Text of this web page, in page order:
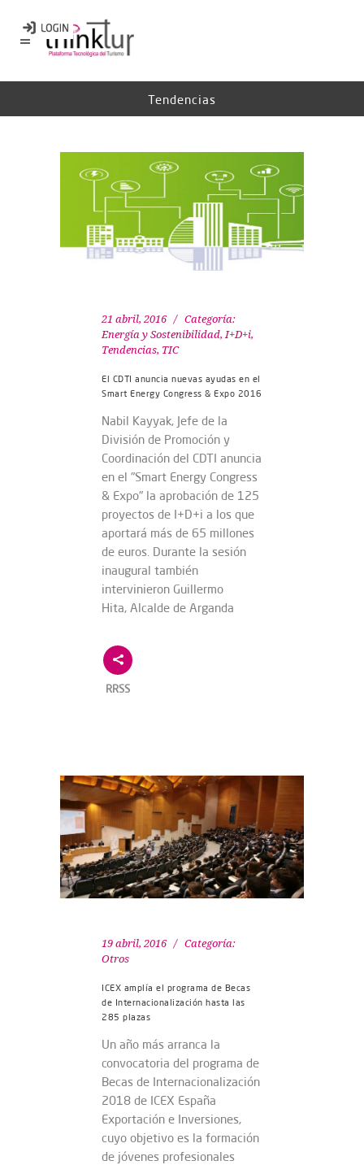
Tendencias
21 abril, 2016
Categoría:
Energía y Sostenibilidad,I+D+i,
Tendencias, TIC
El CDTI anuncia nuevas ayudas en el
Smart Energy Congress & Expo 2016
Nabil Kayyak, Jefe de la
División de Promoción y
Coordinación del CDTI anuncia
en el "Smart Energy Congress
& Expo" la aprobación de 125
proyectos de I+D+i a los que
aportará más de 65 millones
de euros. Durante la sesión
inaugural también
intervinieron Guillermo
Hita, Alcalde de Arganda
RRSS
19 abril, 2016
Categoría:
Otros
ICEX amplía el programa de Becas
de Internacionalización hasta las
285 plazas
Un año más arranca la
convocatoria del programa de
Becas de Internacionalización
2018 de ICEX España
Exportación e Inversiones,
cuyo objetivo es la formación
de jóvenes profesionales